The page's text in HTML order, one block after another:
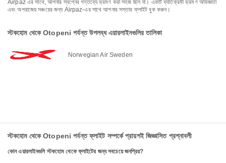
Airpaz এর সাথে, আপনার স্বপ্নের গন্তব্যে ভ্রমণ করা সহজ ছিল না। একটি ব্যতিক্রমী ভ্রমণ অভিজ্ঞতা
এবং অপরাজেয় সঞ্চয়ের জন্য Airpaz-এর সাথে আপনার সস্তার ফ্লাইট বুক করুন।
স্টকহোম থেকে Otopeni পর্যন্ত উপলব্ধ এয়ারলাইনগুলির তালিকা
Norwegian Air Sweden
স্টকহোম থেকে Otopeni পর্যন্ত ফ্লাইট সম্পর্কে প্রায়শই জিজ্ঞাসিত প্রশ্নাবলী
কোন এয়ারলাইনগুলি স্টকহোম থেকে ফ্লাইটের জন্য সবচেয়ে জনপ্রিয়?